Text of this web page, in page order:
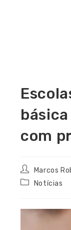
com
Marcos
Notícias